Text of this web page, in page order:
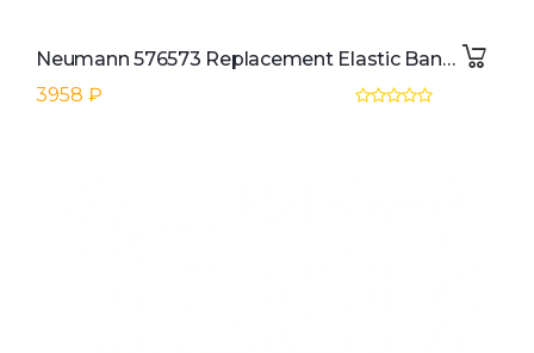
Neumann 576573 Replacement Elastic Band (Light Grey)
3958 ₽